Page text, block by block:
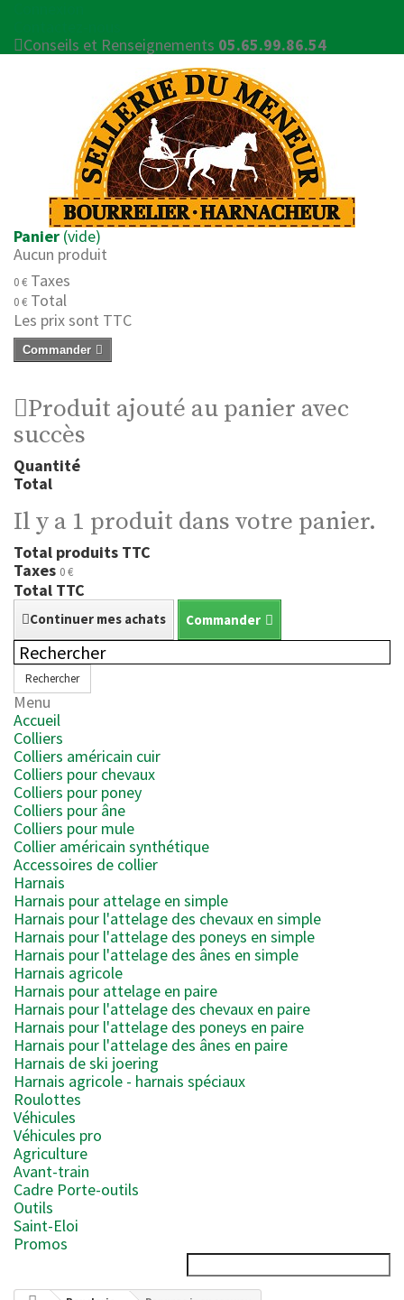
Conseils et Renseignements 05.65.99.86.54
Panier (vide)
Aucun produit
0 € Taxes
0 € Total
Les prix sont TTC
Commander
Produit ajouté au panier avec
succès
Quantité
Total
Il y a 1 produit dans votre panier.
Total produits TTC
Taxes 0 €
Total TTC
Continuer mes achats Commander
Rechercher
Menu
Accueil
Colliers
Colliers américain cuir
Colliers pour chevaux
Colliers pour poney
Colliers pour âne
Colliers pour mule
Collier américain synthétique
Accessoires de collier
Harnais
Harnais pour attelage en simple
Harnais pour l'attelage des chevaux en simple
Harnais pour l'attelage des poneys en simple
Harnais pour l'attelage des ânes en simple
Harnais agricole
Harnais pour attelage en paire
Harnais pour l'attelage des chevaux en paire
Harnais pour l'attelage des poneys en paire
Harnais pour l'attelage des ânes en paire
Harnais de ski joering
Harnais agricole - harnais spéciaux
Roulottes
Véhicules
Véhicules pro
Agriculture
Avant-train
Cadre Porte-outils
Outils
Saint-Eloi
Promos